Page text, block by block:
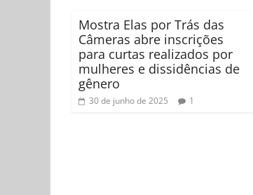
Mostra Elas por Trás das
Câmeras abre inscrições
para curtas realizados por
mulheres e dissidências de
gênero
30 de junho de 2025 1